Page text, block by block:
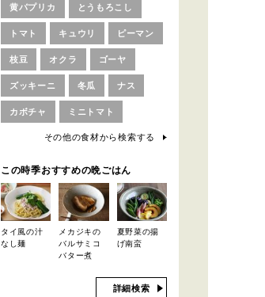
黄パプリカ とうもろこし
トマト キュウリ ピーマン
枝豆 オクラ ゴーヤ
ズッキーニ 冬瓜 ナス
カボチャ ミニトマト
その他の食材から検索する
この時季おすすめの晩ごはん
タイ風の汁
なし麺
メカジキの
バルサミコ
バター煮
夏野菜の揚
げ南蛮
詳細検索